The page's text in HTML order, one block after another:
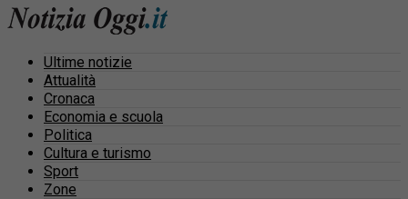
Ultime notizie
Attualità
Cronaca
Economia e scuola
Politica
Cultura e turismo
Sport
Zone